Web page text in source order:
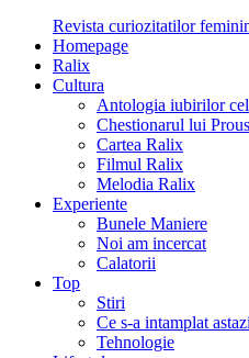
Revista curiozitatilor
Homepage
Ralix
Cultura
Antologia iubirilor
Chestionarul lui
Cartea Ralix
Filmul Ralix
Melodia Ralix
Experiente
Bunele Maniere
Noi am incercat
Calatorii
Top
Stiri
Ce s-a intamplat
Tehnologie